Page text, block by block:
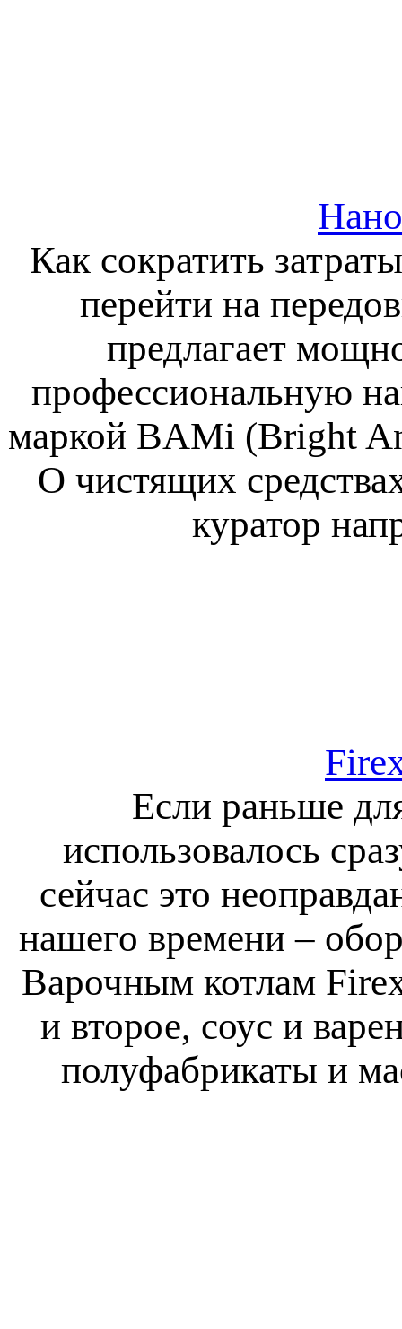
Как сократить
перейти на
предлагает
профессиональную
маркой BAMi (Bright
О чистящих
куратор
Если раньше
использовалось
сейчас это
нашего времени –
Варочным котлам
и второе, соус и
полуфабрикаты и